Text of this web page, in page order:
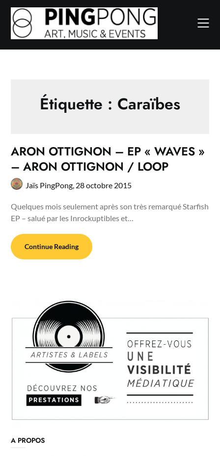
Skip
content
Étiquette : Caraïbes
ARON OTTIGNON – EP « WAVES »
– ARON OTTIGNON / LOOP
Jaïs PingPong, 28 octobre 2015
Quelques mois seulement après son très remarqué Starfish
EP – salué par les Inrockuptibles et…
Continue Reading
A PROPOS